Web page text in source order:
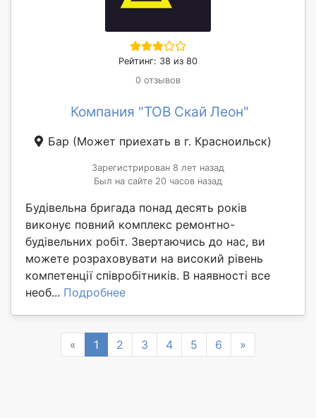
Рейтинг: 38 из 80
0 отзывов
Компания "ТОВ Скай Леон"
Бар (Может приехать в г. Красноильск)
Зарегистрирован 8 лет назад
Был на сайте 20 часов назад
Будівельна бригада понад десять років
виконує повний комплекс ремонтно-
будівельних робіт. Звертаючись до нас, ви
можете розраховувати на високий рівень
компетенції співробітників. В наявності все
необ... Подробнее
« Previous
1 2 3 4 5 6 »